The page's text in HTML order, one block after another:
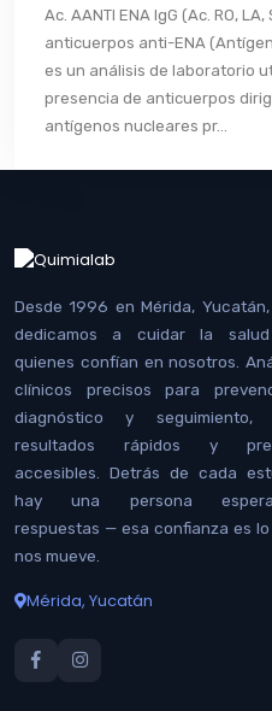
Ac. AANTI ENA IgG (Ac. RO,
anticuerpos anti-ENA
es un análisis de laboratorio
presencia de anticuerpos
antígenos nucleares pr...
Desde 1996 en Mérida,
dedicamos a cuidar la
quienes confían en nosotros.
clínicos precisos para
diagnóstico y seguimiento,
resultados rápidos y
accesibles. Detrás de cada
hay una persona
respuestas — esa confianza es lo
nos mueve.
Mérida, Yucatán